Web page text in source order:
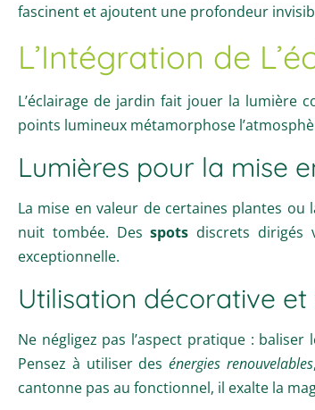
fascinent et ajoutent une profondeur
L’Intégration de
L’éclairage de jardin fait jouer la lumière
points lumineux métamorphose
Lumières pour la mise
La mise en valeur de certaines plantes ou
nuit tombée. Desspots discrets dirigés
exceptionnelle.
Utilisation décorative
Ne négligez pas l’aspect pratique :
Pensez à utiliser desénergies renouvelables
cantonne pas au fonctionnel, il exalte la